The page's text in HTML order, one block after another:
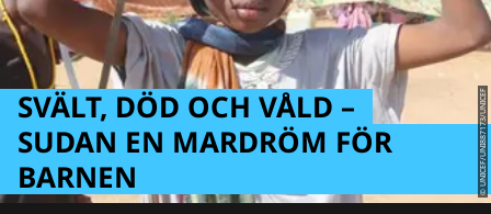
© UNICEF/UNI887173/UNICEF
SVÄLT, DÖD OCH VÅLD –
SUDAN EN MARDRÖM FÖR
BARNEN